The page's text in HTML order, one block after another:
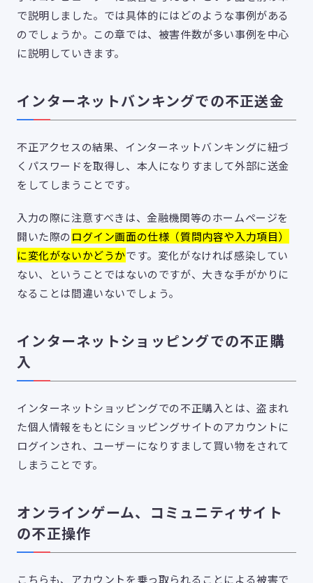
で説明しました。では具体的にはどのような事例がある
のでしょうか。この章では、被害件数が多い事例を中心
に説明していきます。
インターネットバンキングでの不正送金
不正アクセスの結果、インターネットバンキングに紐づ
くパスワードを取得し、本人になりすまして外部に送金
をしてしまうことです。
入力の際に注意すべきは、金融機関等のホームページを
開いた際の ログイン画面の仕様（質問内容や入力項目）
に変化がないかどうかです。変化がなければ感染してい
ない、ということではないのですが、大きな手がかりに
なることは間違いないでしょう。
インターネットショッピングでの不正購
入
インターネットショッピングでの不正購入とは、盗まれ
た個人情報をもとにショッピングサイトのアカウントに
ログインされ、ユーザーになりすまして買い物をされて
しまうことです。
オンラインゲーム、コミュニティサイト
の不正操作
こちらも、アカウントを乗っ取られることによる被害で